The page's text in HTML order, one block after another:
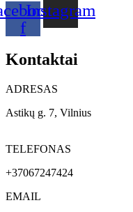
f
Instagram
Kontaktai
ADRESAS
Astikų g. 7, Vilnius
TELEFONAS
+37067247424
EMAIL